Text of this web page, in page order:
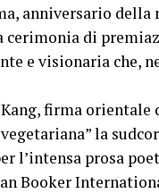
anniversario
di
e visionaria che,
firma orientale
la
l’intensa prosa
Booker